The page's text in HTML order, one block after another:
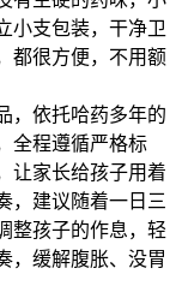
小支包装，干净卫
都很方便，不用额
，依托哈药多年的
全程遵循严格标
让家长给孩子用着
，建议随着一日三
整孩子的作息，轻
，缓解腹胀、没胃